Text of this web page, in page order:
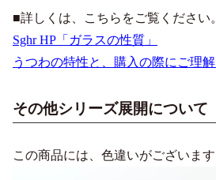
■詳しくは、こちらをご覧ください。
Sghr HP「ガラスの性質」
うつわの特性と、購入の際にご理
その他シリーズ展開について
この商品には、色違いがございます